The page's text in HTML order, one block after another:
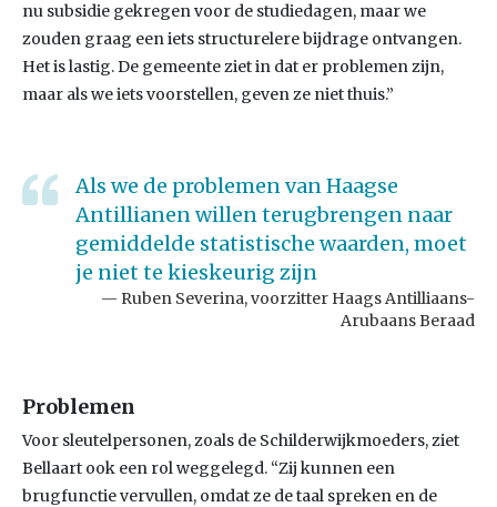
nu subsidie gekregen voor de studiedagen, maar we
zouden graag een iets structurelere bijdrage ontvangen.
Het is lastig. De gemeente ziet in dat er problemen zijn,
maar als we iets voorstellen, geven ze niet thuis.”
Als we de problemen van Haagse
Antillianen willen terugbrengen naar
gemiddelde statistische waarden, moet
je niet te kieskeurig zijn
Ruben Severina, voorzitter Haags Antilliaans-
Arubaans Beraad
Problemen
Voor sleutelpersonen, zoals de Schilderwijkmoeders, ziet
Bellaart ook een rol weggelegd. “Zij kunnen een
brugfunctie vervullen, omdat ze de taal spreken en de